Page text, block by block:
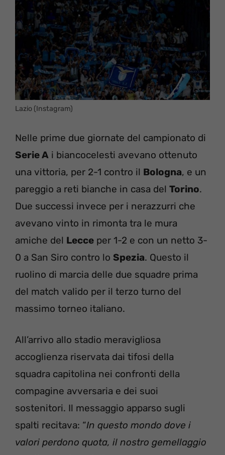
Lazio (Instagram)
Nelle prime due giornate del campionato di
Serie A i biancocelesti avevano ottenuto
una vittoria, per 2-1 contro il Bologna, e un
pareggio a reti bianche in casa del Torino.
Due successi invece per i nerazzurri che
avevano vinto in rimonta tra le mura
amiche del Lecce per 1-2 e con un netto 3-
0 a San Siro contro lo Spezia. Questo il
ruolino di marcia delle due squadre prima
del match valido per il terzo turno del
massimo torneo italiano.
All’arrivo allo stadio meravigliosa
accoglienza riservata dai tifosi della
squadra capitolina nei confronti della
compagine avversaria e dei suoi
sostenitori. Il messaggio apparso sugli
spalti recitava: “In questo mondo dove i
valori perdono quota, il nostro gemellaggio